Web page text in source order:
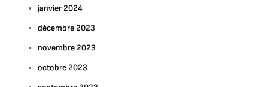
janvier 2024
décembre 2023
novembre 2023
octobre 2023